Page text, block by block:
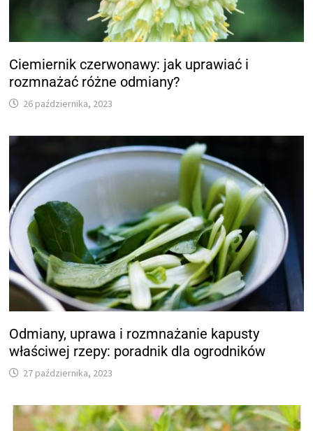
Ciemiernik czerwonawy: jak uprawiać i
rozmnażać różne odmiany?
26 października, 2023
Odmiany, uprawa i rozmnażanie kapusty
właściwej rzepy: poradnik dla ogrodników
27 października, 2023